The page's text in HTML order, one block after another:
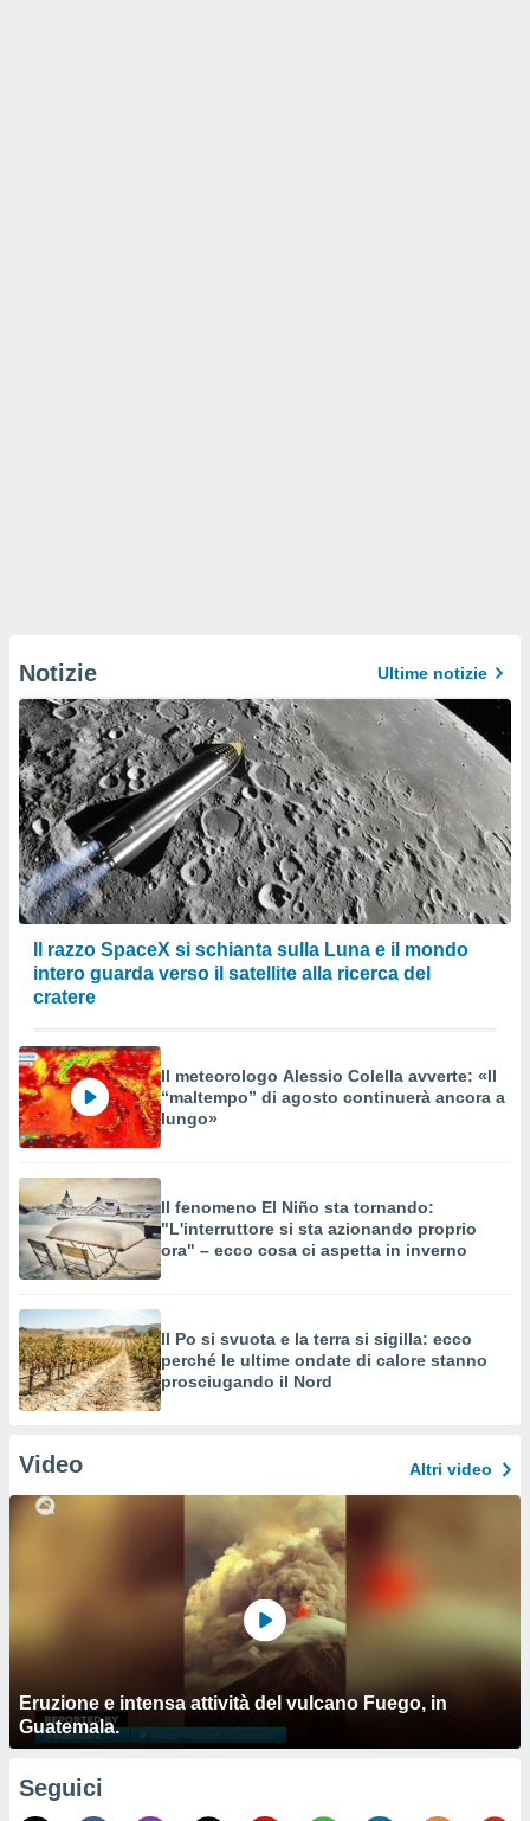
Notizie Ultime notizie
Il razzo SpaceX si schianta sulla Luna e il mondo
intero guarda verso il satellite alla ricerca del
cratere
Il meteorologo Alessio Colella avverte: «Il
“maltempo” di agosto continuerà ancora a
lungo»
Il fenomeno El Niño sta tornando:
"L'interruttore si sta azionando proprio
ora" – ecco cosa ci aspetta in inverno
Il Po si svuota e la terra si sigilla: ecco
perché le ultime ondate di calore stanno
prosciugando il Nord
Video Altri video
Eruzione e intensa attività del vulcano Fuego, in
Guatemala.
Seguici